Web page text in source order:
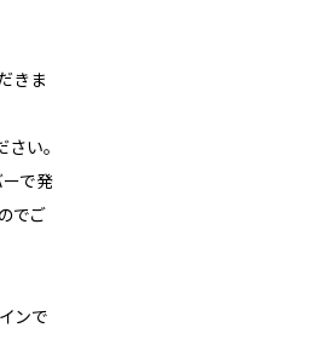
きま
い。
で発
でご
ンで